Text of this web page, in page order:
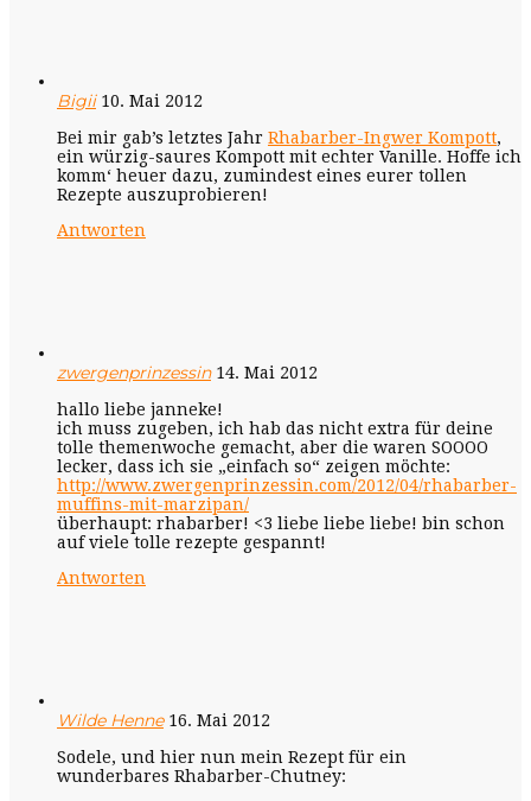
Bigii 10. Mai 2012
Bei mir gab’s letztes Jahr Rhabarber-Ingwer Kompott,
ein würzig-saures Kompott mit echter Vanille. Hoffe ich
komm‘ heuer dazu, zumindest eines eurer tollen
Rezepte auszuprobieren!
Antworten
zwergenprinzessin 14. Mai 2012
hallo liebe janneke!
ich muss zugeben, ich hab das nicht extra für deine
tolle themenwoche gemacht, aber die waren SOOOO
lecker, dass ich sie „einfach so“ zeigen möchte:
http://www.zwergenprinzessin.com/2012/04/rhabarber-
muffins-mit-marzipan/
überhaupt: rhabarber! <3 liebe liebe liebe! bin schon
auf viele tolle rezepte gespannt!
Antworten
Wilde Henne 16. Mai 2012
Sodele, und hier nun mein Rezept für ein
wunderbares Rhabarber-Chutney: